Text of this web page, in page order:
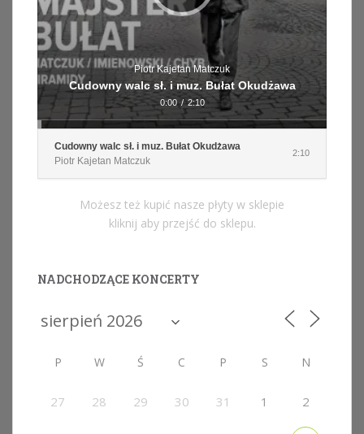
Piotr Kajetan Matczuk
Cudowny walc sł. i muz. Bułat Okudżawa
0:00 / 2:10
Cudowny walc sł. i muz. Bułat Okudżawa
Piotr Kajetan Matczuk
2:10
Możesz też kupić nasze płyty w sklepie
kliknij aby przejść do sklepu.
NADCHODZĄCE KONCERTY
P W Ś C P S N
27 28 29 30 31 1 2